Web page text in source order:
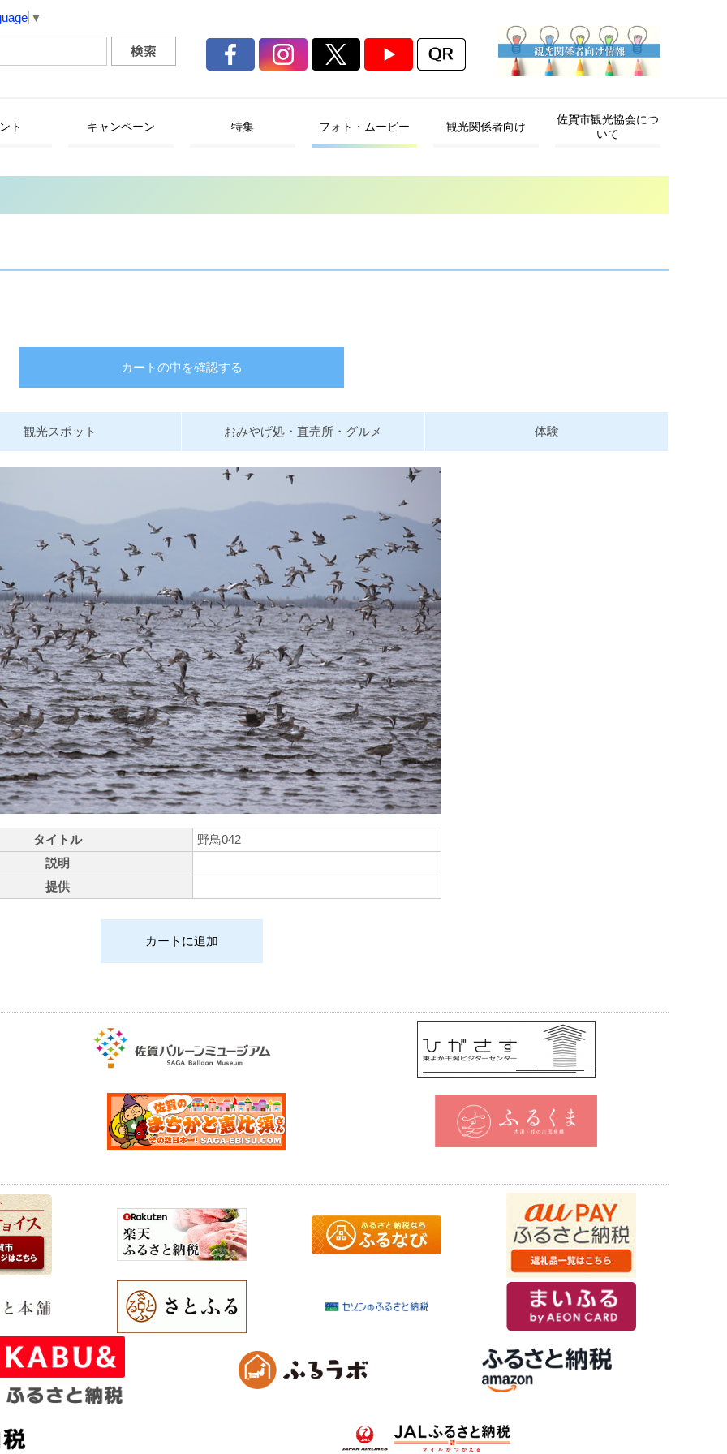
▼
ト キャンペーン 特集 フォト・ムービー 観光関係者向け
佐賀市観光協会につ
いて
カートの中を確認する
観光スポット おみやげ処・直売所・グルメ 体験
タイトル
野鳥042
説明
提供